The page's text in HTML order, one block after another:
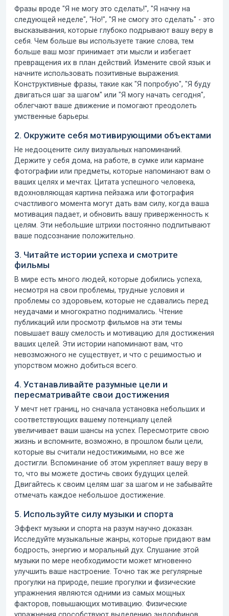
Фразы вроде "Я не могу это сделать!", "Я начну на
следующей неделе", "Но!", "Я не смогу это сделать" - это
высказывания, которые глубоко подрывают вашу веру в
себя. Чем больше вы используете такие слова, тем
больше ваш мозг принимает эти мысли и избегает
превращения их в план действий. Измените свой язык и
начните использовать позитивные выражения.
Конструктивные фразы, такие как "Я попробую", "Я буду
двигаться шаг за шагом" или "Я могу начать сегодня",
облегчают ваше движение и помогают преодолеть
умственные барьеры.
2. Окружите себя мотивирующими объектами
Не недооцените силу визуальных напоминаний.
Держите у себя дома, на работе, в сумке или кармане
фотографии или предметы, которые напоминают вам о
ваших целях и мечтах. Цитата успешного человека,
вдохновляющая картина пейзажа или фотография
счастливого момента могут дать вам силу, когда ваша
мотивация падает, и обновить вашу приверженность к
целям. Эти небольшие штрихи постоянно подпитывают
ваше подсознание положительно.
3. Читайте истории успеха и смотрите
фильмы
В мире есть много людей, которые добились успеха,
несмотря на свои проблемы, трудные условия и
проблемы со здоровьем, которые не сдавались перед
неудачами и многократно поднимались. Чтение
публикаций или просмотр фильмов на эти темы
повышает вашу смелость и мотивацию для достижения
ваших целей. Эти истории напоминают вам, что
невозможного не существует, и что с решимостью и
упорством можно добиться всего.
4. Устанавливайте разумные цели и
пересматривайте свои достижения
У мечт нет границ, но сначала установка небольших и
соответствующих вашему потенциалу целей
увеличивает ваши шансы на успех. Пересмотрите свою
жизнь и вспомните, возможно, в прошлом были цели,
которые вы считали недостижимыми, но все же
достигли. Вспоминание об этом укрепляет вашу веру в
то, что вы можете достичь своих будущих целей.
Двигайтесь к своим целям шаг за шагом и не забывайте
отмечать каждое небольшое достижение.
5. Используйте силу музыки и спорта
Эффект музыки и спорта на разум научно доказан.
Исследуйте музыкальные жанры, которые придают вам
бодрость, энергию и моральный дух. Слушание этой
музыки по мере необходимости может мгновенно
улучшить ваше настроение. Точно так же регулярные
прогулки на природе, пешие прогулки и физические
упражнения являются одними из самых мощных
факторов, повышающих мотивацию. Физические